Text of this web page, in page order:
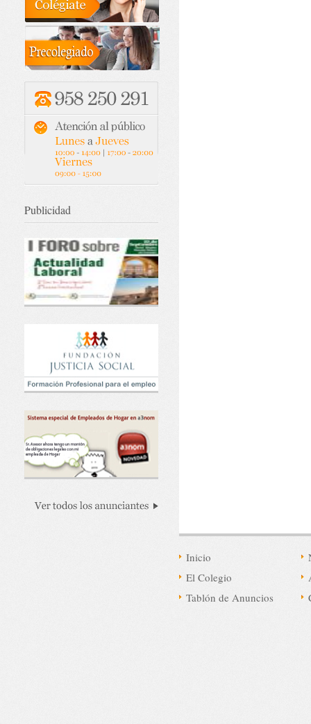
Publicidad
Inicio
El Colegio
Tablón de Anuncios